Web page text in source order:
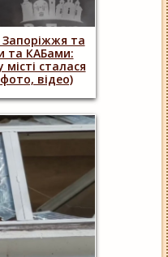
Запоріжжя та
та КАБами:
сталася
відео)